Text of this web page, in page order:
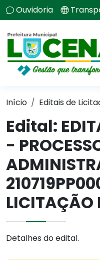
Ouvidoria
Início Editais de
Edital:
-
Detalhes do edital.